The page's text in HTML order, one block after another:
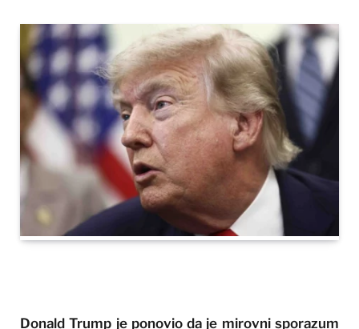
Donald Trump je ponovio da je mirovni sporazum